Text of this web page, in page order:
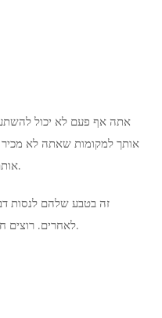
אתה אף פעם לא יכול
אותך למקומות שאתה לא
אותם איפה לבלות, והם יגיבו טוב יותר מסירי.
זה בטבע שלהם לנסות
לאחרים. רוצים חופשה ספונטנית? קשת נמצא על הסיפון.